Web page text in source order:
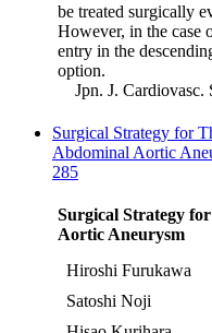
be treated surgically
However, in the case
entry in the
option.
Jpn. J. Cardiovasc.
Surgical Strategy for
Abdominal Aortic
285
Surgical Strategy
Aortic Aneurysm
Hiroshi Furukawa
Satoshi Noji